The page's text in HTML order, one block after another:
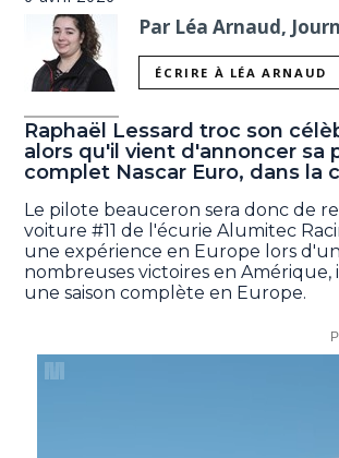
Par Léa Arnaud,
ÉCRIRE À LÉA ARNAUD
Raphaël Lessard troc son
alors qu'il vient d'annoncer sa
complet Nascar Euro, dans la
Le pilote beauceron sera donc de
voiture #11 de l'écurie Alumitec
une expérience en Europe lors
nombreuses victoires en
une saison complète en Europe.